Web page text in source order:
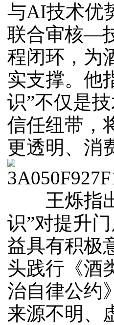
与AI技术优
联合审核—
程闭环，为
实支撑。他
识”不仅是
信任纽带，
更透明、消
王烁指出
识”对提升
益具有积极
头践行《酒
治自律公约
来源不明、